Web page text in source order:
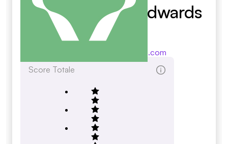
Sorensen And Edwards
Ps
sorensenandedwards.com
Score Totale